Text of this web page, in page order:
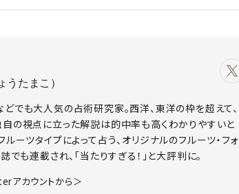
うたまこ）
でも大人気の占術研究家。西洋、東洋の枠を超えて、
自の視点に立った解説は的中率も高くわかりやすいと
ルーツタイプによって占う、オリジナルのフルーツ・フォ
でも連載され、「当たりすぎる！」と大評判に。
アカウントから＞